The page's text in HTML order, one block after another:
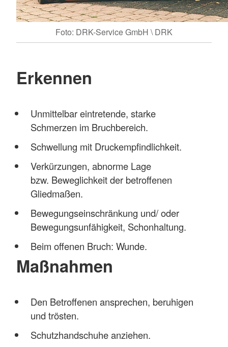
Foto: DRK-Service GmbH \ DRK
Erkennen
Unmittelbar eintretende, starke
Schmerzen im Bruchbereich.
Schwellung mit Druckempfindlichkeit.
Verkürzungen, abnorme Lage
bzw. Beweglichkeit der betroffenen
Gliedmaßen.
Bewegungseinschränkung und/ oder
Bewegungsunfähigkeit, Schonhaltung.
Beim offenen Bruch: Wunde.
Maßnahmen
Den Betroffenen ansprechen, beruhigen
und trösten.
Schutzhandschuhe anziehen.